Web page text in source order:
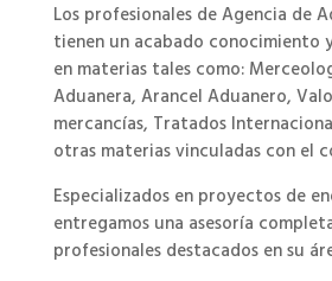
Los profesionales de Agencia de
tienen un acabado conocimiento
en materias tales como:
Aduanera, Arancel Aduanero,
mercancías, Tratados
otras materias vinculadas con el
Especializados en proyectos de
entregamos una asesoría
profesionales destacados en su